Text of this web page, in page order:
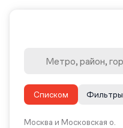
Списком Фильтры
Москва и Московская о.